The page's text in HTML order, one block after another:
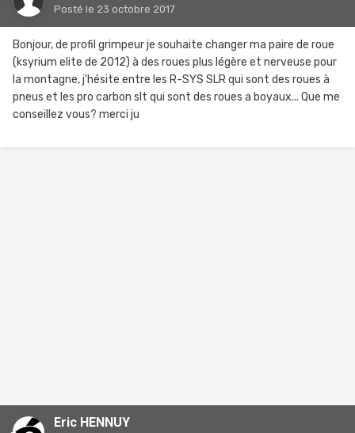
Posté le 23 octobre 2017
Bonjour, de profil grimpeur je souhaite changer ma paire de roue
(ksyrium elite de 2012) à des roues plus légère et nerveuse pour
la montagne, j'hésite entre les R-SYS SLR qui sont des roues à
pneus et les pro carbon slt qui sont des roues a boyaux... Que me
conseillez vous? merci ju
Eric HENNUY